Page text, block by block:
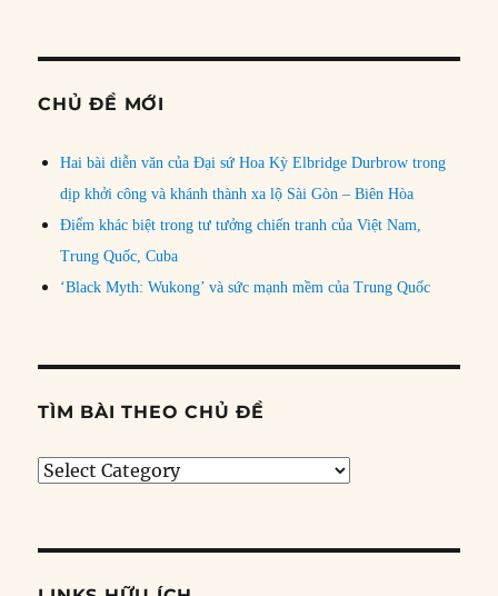
CHỦ ĐỀ MỚI
Hai bài diễn văn của Đại sứ Hoa Kỳ Elbridge Durbrow trong
dịp khởi công và khánh thành xa lộ Sài Gòn – Biên Hòa
Điểm khác biệt trong tư tưởng chiến tranh của Việt Nam,
Trung Quốc, Cuba
‘Black Myth: Wukong’ và sức mạnh mềm của Trung Quốc
TÌM BÀI THEO CHỦ ĐỀ
Tìm